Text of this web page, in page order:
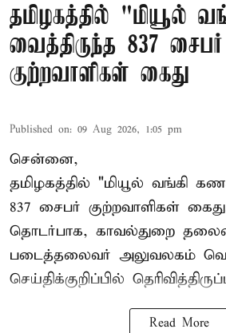
தமிழகத்தில் "மியூல்
வைத்திருந்த 837 சைபர்
குற்றவாளிகள் கைது
Published on: 09 Aug 2026, 1:05 pm
சென்னை,
தமிழகத்தில் "மியூல் வங்கி
837 சைபர் குற்றவாளிகள்
தொடர்பாக, காவல்துறை
படைத்தலைவர் அலுவலகம்
செய்திக்குறிப்பில்
Read More